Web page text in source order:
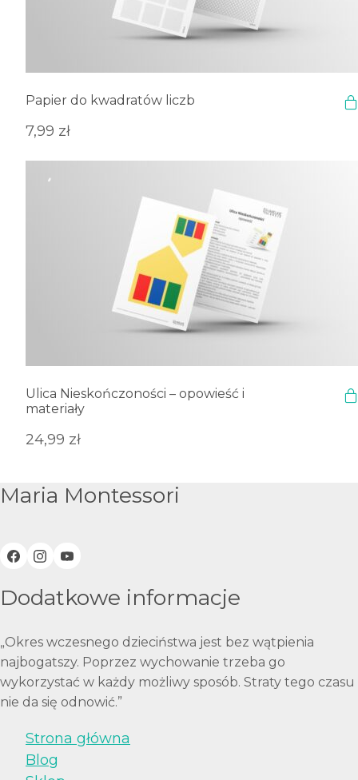
Papier do kwadratów liczb
7,99 zł
Ulica Nieskończoności – opowieść i
materiały
24,99 zł
Maria Montessori
Dodatkowe informacje
„Okres wczesnego dzieciństwa jest bez wątpienia
najbogatszy. Poprzez wychowanie trzeba go
wykorzystać w każdy możliwy sposób. Straty tego czasu
nie da się odnowić.”
Strona główna
Blog